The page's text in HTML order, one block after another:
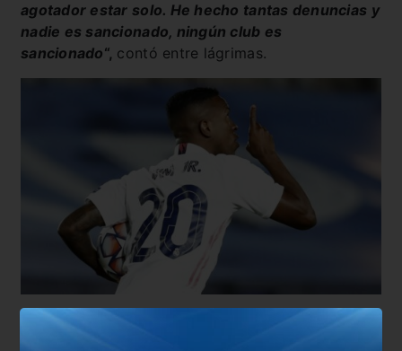
agotador estar solo. He hecho tantas denuncias y
nadie es sancionado, ningún club es
sancionado“, contó entre lágrimas.
Ante la gran difusión en las redes sociales de las